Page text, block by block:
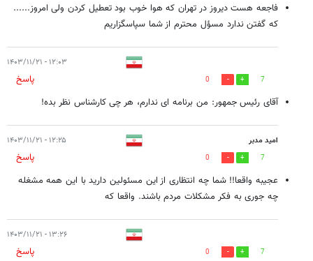
فاجعه هست دیروز در تهران که هوا خوب بود تعطیل کردن ولی امروز......
که گفتن ندارد مسؤل محترم از شما سپاسگزاریم
۱۲:۰۳ - ۱۴۰۳/۱۱/۲۱
7
0
پاسخ
آقای رئیس جمهور: من برنامه ای ندارم، هر چی کارشناس نظر بده!
امید مدبر ۱۲:۲۵ - ۱۴۰۳/۱۱/۲۱
7
0
پاسخ
عجیبه واقعا!! شما چه انتظاری از این مسئولین دارید با این همه مشغله
چه جوری به فکر مشکلات مردم باشند. واقعا که
۱۳:۲۶ - ۱۴۰۳/۱۱/۲۱
7
0
پاسخ